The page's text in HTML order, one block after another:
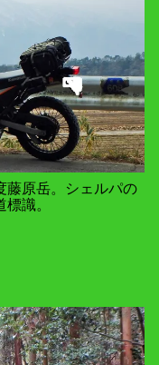
藤原岳。シェルパの
識。